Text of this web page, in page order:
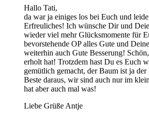
Hallo Tati,
da war ja einiges los bei Euch und
Erfreuliches! Ich wünsche Dir und
wieder viel mehr Glücksmomente für
bevorstehende OP alles Gute und
weiterhin auch Gute Besserung!
erholt hat! Trotzdem hast Du es Euch
gemütlich gemacht, der Baum ist ja
Beste daraus, wir sind auch nur im
hat aber auch mal was!
Liebe Grüße Antje